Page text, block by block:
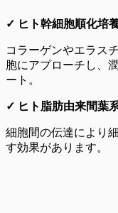
✓ ヒト幹細胞順化培
コラーゲンやエラス
胞にアプローチし、
ート。
✓ ヒト脂肪由来間葉
細胞間の伝達により
す効果があります。